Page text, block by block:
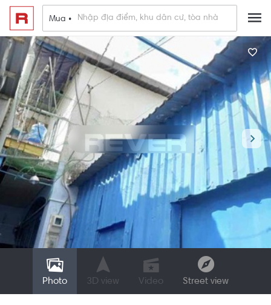
Mua •
Photo 3D view Video Street view